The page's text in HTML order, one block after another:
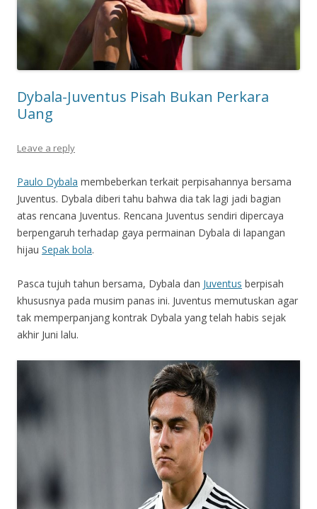
Dybala-Juventus Pisah Bukan Perkara
Uang
Leave a reply
Paulo Dybala membeberkan terkait perpisahannya bersama
Juventus. Dybala diberi tahu bahwa dia tak lagi jadi bagian
atas rencana Juventus. Rencana Juventus sendiri dipercaya
berpengaruh terhadap gaya permainan Dybala di lapangan
hijau Sepak bola.
Pasca tujuh tahun bersama, Dybala dan Juventus berpisah
khususnya pada musim panas ini. Juventus memutuskan agar
tak memperpanjang kontrak Dybala yang telah habis sejak
akhir Juni lalu.